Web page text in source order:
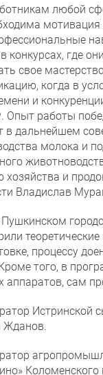
любой
конкурсах, где
свое
когда в
и
Опыт работы
в дальнейшем
молока и
хозяйства и
Владислав
процессу
того, в
аппаратов, сам
Истринской
Жданов.
Коломенского